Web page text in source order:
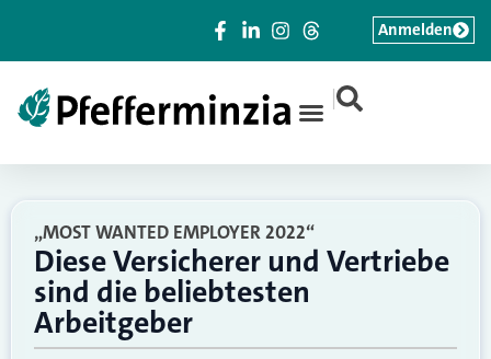
|
Anmelden
„MOST WANTED EMPLOYER 2022“
Diese Versicherer und Vertriebe
sind die beliebtesten
Arbeitgeber